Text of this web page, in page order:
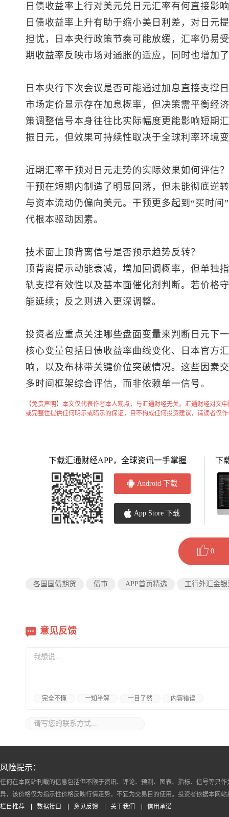
日债收益率上行对美元兑日元汇率有何直接影
日债收益率上升有助于缩小美日利差，对日元
担忧，日本央行政策节奏可能放缓，汇率仍易
期收益率反映市场对通胀的适应，同时也增加
日本央行下次会议是否可能通过加息直接支撑
市场定价显示存在加息概率，但决策需平衡经
策调整信号本身往往比实际幅度更能影响短期
振日元，但效果可持续性取决于全球利率环境
近期汇率干预对日元走势的实际效果如何评估？
干预在短期内制造了明显回落，但未能彻底逆
与资本流动仍偏向美元。干预更多起到“买时
代根本驱动因素。
技术面上顶背离信号是否预示趋势反转？
顶背离提示动能衰减，增加回调概率，但单独
轨支撑有效性以及基本面催化剂判断。若价格
能延续；反之则进入更深调整。
投资者应重点关注哪些盘面变量来判断日元下
核心变量包括日债收益率曲线变化、日本官方
响，以及布林带关键价位突破情况。这些因素
多时间框架综合评估，而非依赖单一信号。
【免责声明】本文仅代表作者本人观点，与汇通财经无关。汇通财经对文
或完整性提供任何明示或暗示的保证，且不构成任何投资建议，请读者仅
下载汇通财经APP，全球资讯一手掌握
Android 下载
App Store 下载
下
0
各国国债期货 债市 APP首页精选 工行外汇金银
意见反馈
完全不懂 一知半解 一目了然 内容错误
风险提示：
任何在本网站刊载的信息包括但不限于资讯、评论、预测、图表、指标、信号等只
异，该价格仅为指示性价格反映行情走势，不宜为交易目的使用。投资者依据本网
栏目推荐
数据接口 意见反馈 关于我们 信用承诺